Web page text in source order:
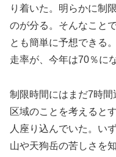
り着いた。明らかに制
のが分る。そんなこと
とも簡単に予想できる
走率が、今年は70％に
制限時間にはまだ7時
区域のことを考えると
人座り込んでいた。い
山や天狗岳の苦しさを